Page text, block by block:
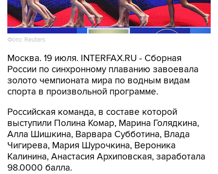
Фото: Reuters
Москва. 19 июля. INTERFAX.RU - Сборная
России по синхронному плаванию завоевала
золото чемпионата мира по водным видам
спорта в произвольной программе.
Российская команда, в составе которой
выступили Полина Комар, Марина Голядкина,
Алла Шишкина, Варвара Субботина, Влада
Чигирева, Мария Шурочкина, Вероника
Калинина, Анастасия Архиповская, заработала
98.0000 балла.